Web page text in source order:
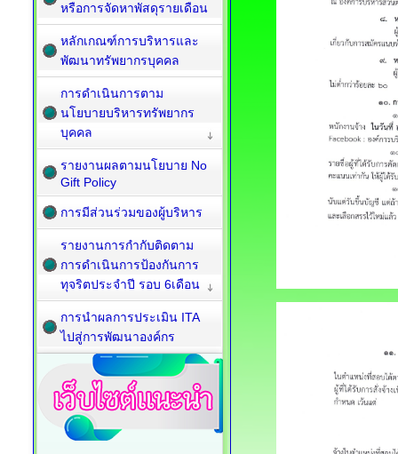
หรือการจัดหาพัสดุรายเดือน
หลักเกณฑ์การบริหารและ
พัฒนาทรัพยากรบุคคล
การดำเนินการตาม
นโยบายบริหารทรัพยากร
บุคคล
รายงานผลตามนโยบาย No
Gift Policy
การมีส่วนร่วมของผู้บริหาร
รายงานการกำกับติดตาม
การดำเนินการป้องกันการ
ทุจริตประจำปี รอบ 6เดือน
การนำผลการประเมิน ITA
ไปสู่การพัฒนาองค์กร